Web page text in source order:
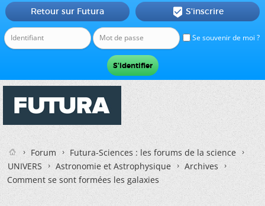
Se souvenir de moi ?
Retour sur Futura  S'inscrire
Forum
Futura-Sciences : les forums de la science
UNIVERS
Astronomie et Astrophysique
Archives
Comment se sont formées les galaxies